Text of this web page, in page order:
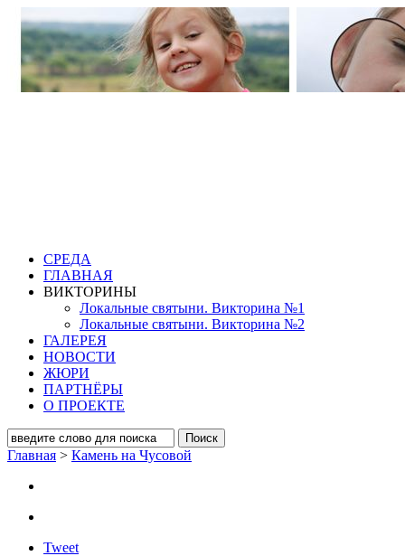
СРЕДА
ГЛАВНАЯ
ВИКТОРИНЫ
Локальные святыни. Викторина №1
Локальные святыни. Викторина №2
ГАЛЕРЕЯ
НОВОСТИ
ЖЮРИ
ПАРТНЁРЫ
О ПРОЕКТЕ
Главная > Камень на Чусовой
Tweet